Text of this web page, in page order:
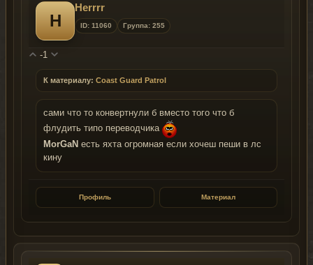
H
Herrrr
ID: 11060 Группа: 255
-1
К материалу: Coast Guard Patrol
сами что то конвертнули б вместо того что б
флудить типо переводчика
MorGaN есть яхта огромная если хочеш пеши в лс
кину
Профиль Материал